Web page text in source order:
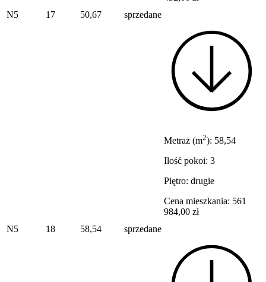
N5 17 50,67 sprzedane
N5 18 58,54 sprzedane
Metraż (m2): 58,54
Ilość pokoi: 3
Piętro: drugie
Cena mieszkania: 561
984,00 zł